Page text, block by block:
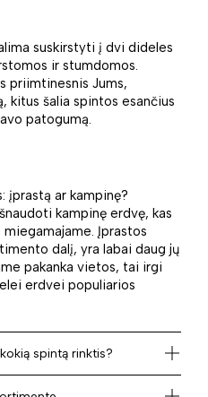
suskirstyti į dvi dideles
ir stumdomos.
priimtinesnis Jums,
šalia spintos esančius
patogumą.
įprastą ar kampinę?
kampinę erdvę, kas
Įprastos
dalį, yra labai daug jų
pakanka vietos, tai irgi
erdvei populiarios
spintą rinktis?